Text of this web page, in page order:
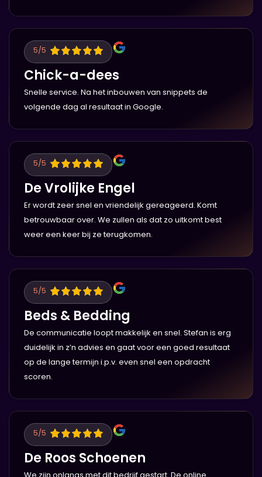
5/5
Chick-a-dees
Snelle service. Na het inbouwen van snippets de
volgende dag al resultaat in Google.
5/5
De Vrolijke Engel
Er wordt zeer snel en vriendelijk gereageerd. Komt
betrouwbaar over. We zullen als dat zo uitkomt best
weer een keer bij ze terugkomen.
5/5
Beds & Bedding
De communicatie loopt makkelijk en snel. Stefan is erg
duidelijk in z’n advies en gaat voor een goed resultaat
op de lange termijn i.p.v. even snel een opdracht
scoren.
5/5
De Roos Schoenen
We zijn onlangs met dit bedrijf gestart. De online